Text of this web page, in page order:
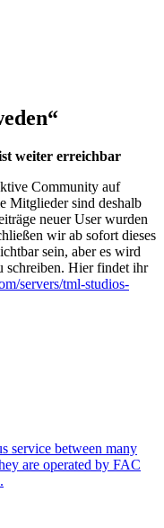
weiter erreichbar
Community auf
Mitglieder sind deshalb
neuer User wurden
wir ab sofort dieses
sein, aber es wird
schreiben. Hier findet ihr
servers/tml-studios-
service between many
are operated by FAC